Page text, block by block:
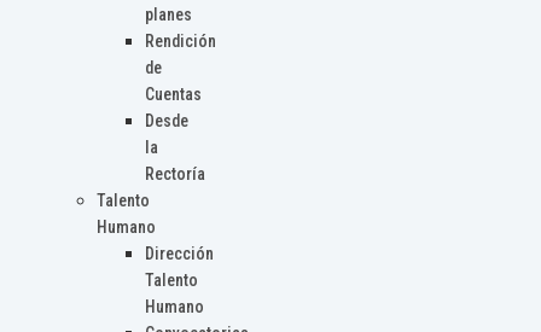
planes
Rendición
de
Cuentas
Desde
la
Rectoría
Talento
Humano
Dirección
Talento
Humano